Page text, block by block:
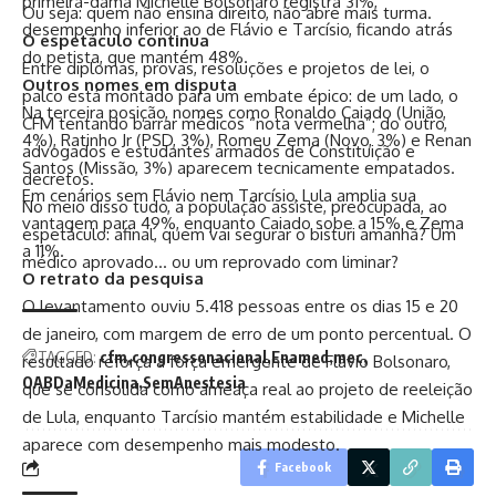
Ou seja: quem não ensina direito, não abre mais turma.
O espetáculo continua
Entre diplomas, provas, resoluções e projetos de lei, o
palco está montado para um embate épico: de um lado, o
CFM tentando barrar médicos “nota vermelha”; do outro,
advogados e estudantes armados de Constituição e
decretos.
No meio disso tudo, a população assiste, preocupada, ao
espetáculo: afinal, quem vai segurar o bisturi amanhã? Um
médico aprovado… ou um reprovado com liminar?
TAGGED: cfm congressonacional Enamed mec
OABDaMedicina SemAnestesia
Facebook
desempenho inferior ao de Flávio e Tarcísio, ficando atrás
do petista, que mantém 48%.
Outros nomes em disputa
Na terceira posição, nomes como Ronaldo Caiado (União,
4%), Ratinho Jr (PSD, 3%), Romeu Zema (Novo, 3%) e Renan
Santos (Missão, 3%) aparecem tecnicamente empatados.
Em cenários sem Flávio nem Tarcísio, Lula amplia sua
vantagem para 49%, enquanto Caiado sobe a 15% e Zema
a 11%.
O retrato da pesquisa
O levantamento ouviu 5.418 pessoas entre os dias 15 e 20
de janeiro, com margem de erro de um ponto percentual. O
resultado reforça a força emergente de Flávio Bolsonaro,
que se consolida como ameaça real ao projeto de reeleição
de Lula, enquanto Tarcísio mantém estabilidade e Michelle
aparece com desempenho mais modesto.